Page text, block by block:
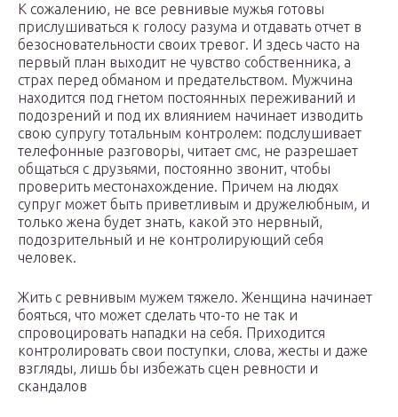
К сожалению, не все ревнивые мужья готовы
прислушиваться к голосу разума и отдавать отчет в
безосновательности своих тревог. И здесь часто на
первый план выходит не чувство собственника, а
страх перед обманом и предательством. Мужчина
находится под гнетом постоянных переживаний и
подозрений и под их влиянием начинает изводить
свою супругу тотальным контролем: подслушивает
телефонные разговоры, читает смс, не разрешает
общаться с друзьями, постоянно звонит, чтобы
проверить местонахождение. Причем на людях
супруг может быть приветливым и дружелюбным, и
только жена будет знать, какой это нервный,
подозрительный и не контролирующий себя
человек.
Жить с ревнивым мужем тяжело. Женщина начинает
бояться, что может сделать что-то не так и
спровоцировать нападки на себя. Приходится
контролировать свои поступки, слова, жесты и даже
взгляды, лишь бы избежать сцен ревности и
скандалов